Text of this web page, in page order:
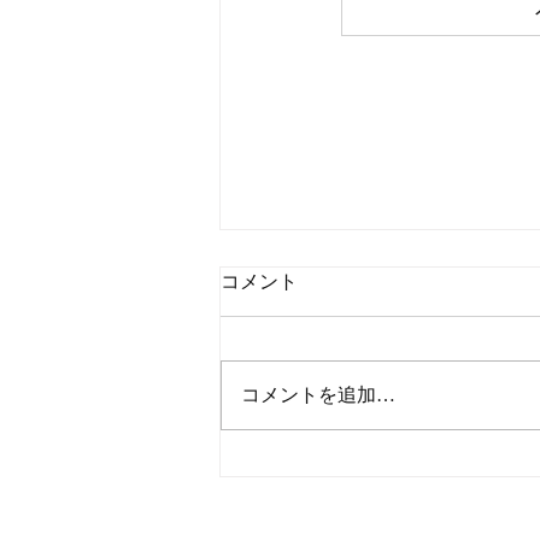
コメント
コメントを追加…